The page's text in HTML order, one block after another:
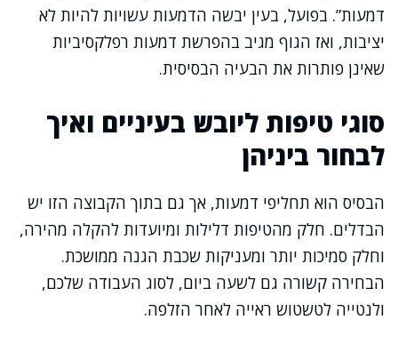
דמעות”. בפועל, בעין יבשה הדמעות עשויות להיות לא
יציבות, ואז הגוף מגיב בהפרשת דמעות רפלקסיביות
שאינן פותרות את הבעיה הבסיסית.
סוגי טיפות ליובש בעיניים ואיך
לבחור ביניהן
הבסיס הוא תחליפי דמעות, אך גם בתוך הקבוצה הזו יש
הבדלים. חלק מהטיפות דלילות ומיועדות להקלה מהירה,
וחלק סמיכות יותר ומעניקות שכבת הגנה ממושכת.
הבחירה קשורה גם לשעה ביום, לסוג העבודה שלכם,
ולנטייה לטשטוש ראייה לאחר הזלפה.